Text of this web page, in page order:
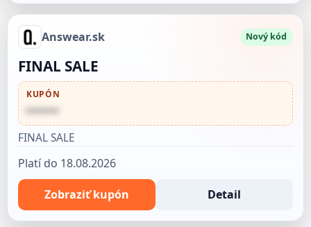
Answear.sk Nový kód
FINAL SALE
KUPÓN
••••••
FINAL SALE
Platí do 18.08.2026
Zobraziť kupón Detail